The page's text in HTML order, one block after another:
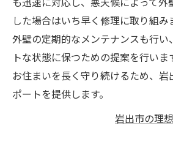
した場合はいち早く修理に取り組み
外壁の定期的なメンテナンスも行い
トな状態に保つための提案を行い
お住まいを長く守り続けるため、
ポートを提供します。
岩出市の理